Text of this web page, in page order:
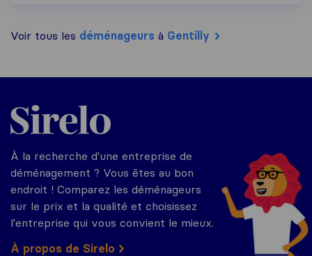
Voir tous les déménageurs à Gentilly
Sirelo.fr
À la recherche d'une entreprise de
déménagement ? Vous êtes au bon
endroit ! Comparez les déménageurs
sur le prix et la qualité et choisissez
l'entreprise qui vous convient le mieux.
À propos de Sirelo